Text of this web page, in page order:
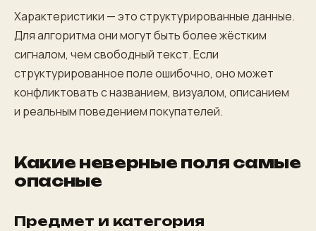
Характеристики — это структурированные данные.
Для алгоритма они могут быть более жёстким
сигналом, чем свободный текст. Если
структурированное поле ошибочно, оно может
конфликтовать с названием, визуалом, описанием
и реальным поведением покупателей.
Какие неверные поля самые
опасные
Предмет и категория